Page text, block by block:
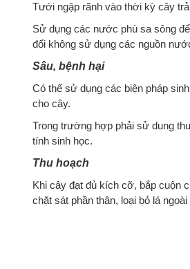
Tưới ngập rãnh vào thời kỳ cây
Sử dụng các nước phù sa sông
đối không sử dụng các nguồn
Sâu, bệnh hại
Có thể sử dụng các biện pháp
cho cây.
Trong trường hợp phải sử dung
tính sinh học.
Thu hoạch
Khi cây đạt đủ kích cỡ, bắp cuộn
chặt sát phần thân, loại bỏ lá